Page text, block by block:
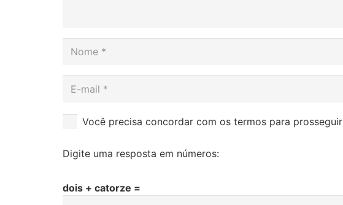
Você precisa concordar com os termos para prosseguir
Digite uma resposta em números:
dois + catorze =